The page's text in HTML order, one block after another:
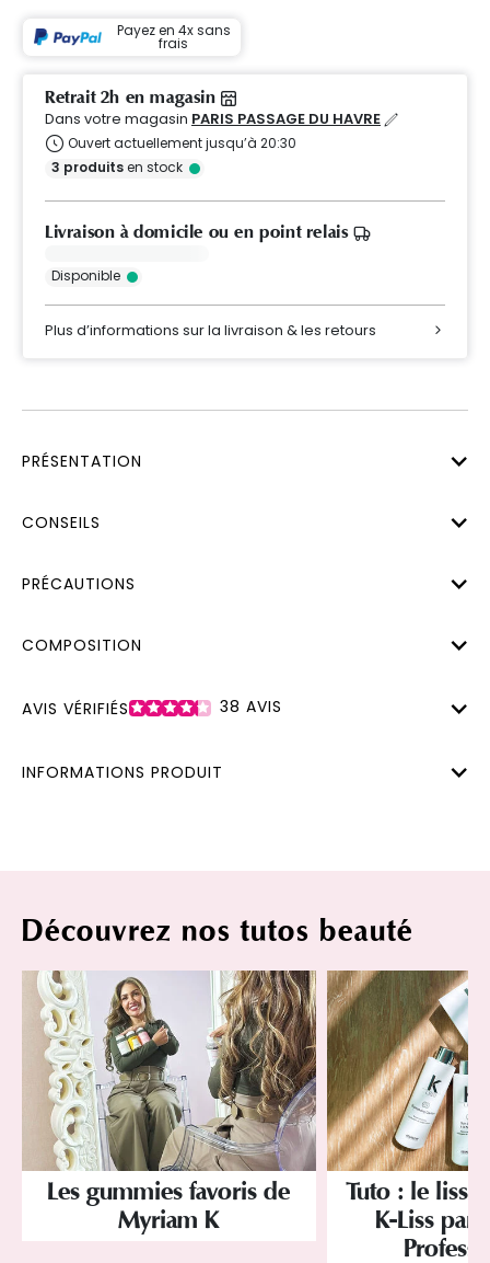
Payez en 4x sans
frais
Retrait 2h en magasin
Dans votre magasin PARIS PASSAGE DU HAVRE
Ouvert actuellement jusqu’à 20:30
3 produitsen stock
Livraison à domicile ou en point relais
Disponible
Plus d’informations sur la livraison & les retours
PRÉSENTATION
CONSEILS
PRÉCAUTIONS
COMPOSITION
AVIS VÉRIFIÉS 38 AVIS
INFORMATIONS PRODUIT
Découvrez nos tutos beauté
Les gummies favoris de
Myriam K
Tuto : le
K-Liss par